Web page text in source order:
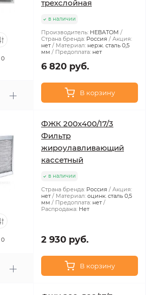
0
трехслойная
в наличии
Производитель: НЕВАТОМ
Страна бренда: Россия
Акция:
нет
Материал: нерж. сталь 0,5
мм
Предоплата: нет
6 820 руб.
В корзину
0
ФЖК 200х400/17/3
Фильтр
жироулавливающий
кассетный
в наличии
Страна бренда: Россия
Акция:
нет
Материал: оцинк. сталь 0,5
мм
Предоплата: нет
Распродажа: Нет
2 930 руб.
В корзину